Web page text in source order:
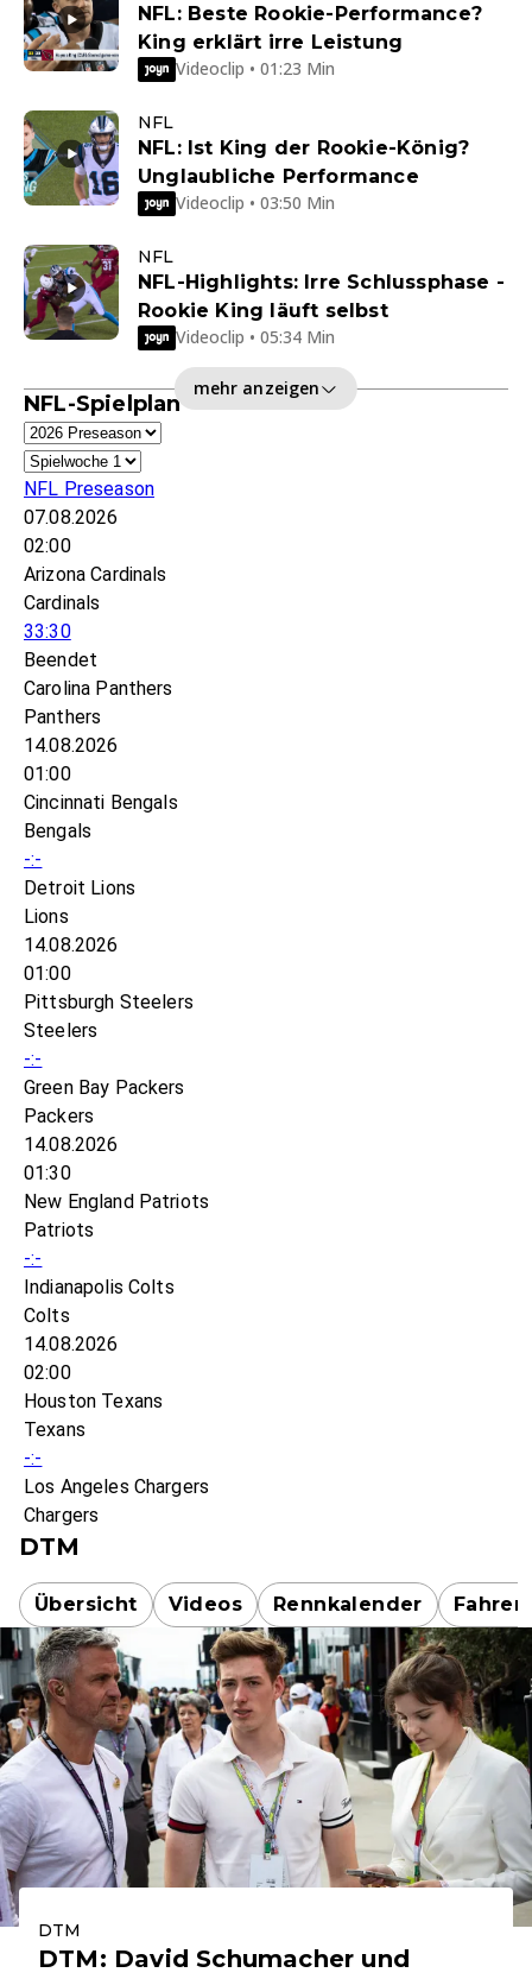
NFL: Beste Rookie-Performance?
King erklärt irre Leistung
Videoclip • 01:23 Min
NFL
NFL: Ist King der Rookie-König?
Unglaubliche Performance
Videoclip • 03:50 Min
NFL
NFL-Highlights: Irre Schlussphase -
Rookie King läuft selbst
Videoclip • 05:34 Min
mehr anzeigen
NFL-Spielplan
NFL Preseason
07.08.2026
02:00
Arizona Cardinals
Cardinals
33:30
Beendet
Carolina Panthers
Panthers
14.08.2026
01:00
Cincinnati Bengals
Bengals
-:-
Detroit Lions
Lions
14.08.2026
01:00
Pittsburgh Steelers
Steelers
-:-
Green Bay Packers
Packers
14.08.2026
01:30
New England Patriots
Patriots
-:-
Indianapolis Colts
Colts
14.08.2026
02:00
Houston Texans
Texans
-:-
Los Angeles Chargers
Chargers
DTM
Übersicht Videos Rennkalender
DTM
DTM: David Schumacher und